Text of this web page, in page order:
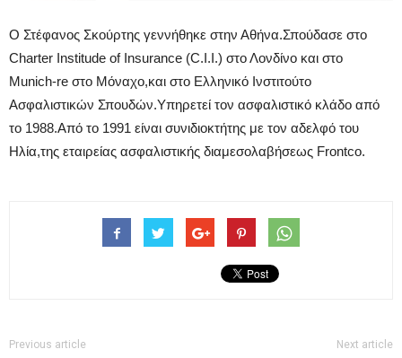
Ο Στέφανος Σκούρτης γεννήθηκε στην Αθήνα.Σπούδασε στο
Charter Institude of Insurance (C.I.I.) στο Λονδίνο και στο
Munich-re στο Μόναχο,και στο Ελληνικό Ινστιτούτο
Ασφαλιστικών Σπουδών.Υπηρετεί τον ασφαλιστικό κλάδο από
το 1988.Από το 1991 είναι συνιδιοκτήτης με τον αδελφό του
Ηλία,της εταιρείας ασφαλιστικής διαμεσολαβήσεως Frontco.
Previous article Next article